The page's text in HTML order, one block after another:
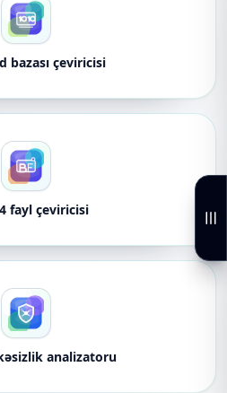
bazası çeviricisi
fayl çeviricisi
analizatoru